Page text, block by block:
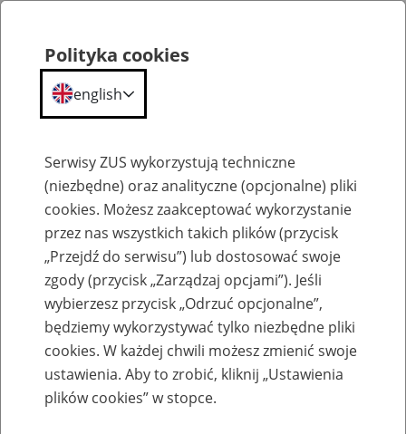
Przepraszamy,
podana strona nie została znaleziona.
Błąd 404
Przejdź do strony głównej
Polityka cookies
english
Serwisy ZUS wykorzystują techniczne
(niezbędne) oraz analityczne (opcjonalne) pliki
cookies. Możesz zaakceptować wykorzystanie
przez nas wszystkich takich plików (przycisk
„Przejdź do serwisu”) lub dostosować swoje
zgody (przycisk „Zarządzaj opcjami”). Jeśli
wybierzesz przycisk „Odrzuć opcjonalne”,
będziemy wykorzystywać tylko niezbędne pliki
cookies. W każdej chwili możesz zmienić swoje
ustawienia. Aby to zrobić, kliknij „Ustawienia
plików cookies” w stopce.